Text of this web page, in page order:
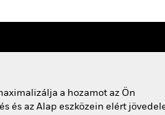
a hozamot az Ön
és az Alap eszközein elért